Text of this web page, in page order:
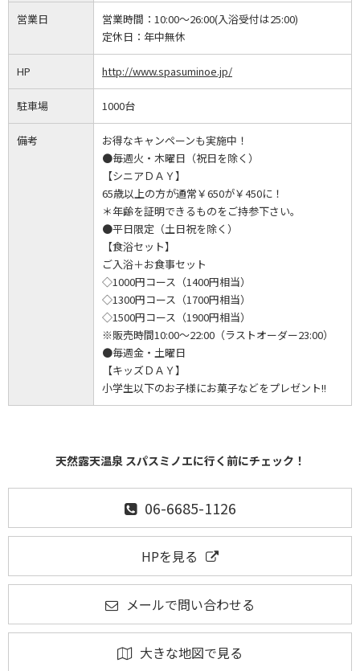
営業日 営業時間： 10:00～26:00(入浴受付は25:00)
定休日： 年中無休
HP http://www.spasuminoe.jp/
駐車場 1000台
備考
お得なキャンペーンも実施中！
●毎週火・木曜日（祝日を除く）
【シニアＤＡＹ】
65歳以上の方が通常￥650が￥450に！
＊年齢を証明できるものをご持参下さい。
●平日限定（土日祝を除く）
【食浴セット】
ご入浴＋お食事セット
◇1000円コース（1400円相当）
◇1300円コース（1700円相当）
◇1500円コース（1900円相当）
※販売時間10:00～22:00（ラストオーダー23:00）
●毎週金・土曜日
【キッズＤＡＹ】
小学生以下のお子様にお菓子などをプレゼント!!
天然露天温泉 スパスミノエに行く前にチェック！
06-6685-1126
HPを見る
メールで問い合わせる
大きな地図で見る